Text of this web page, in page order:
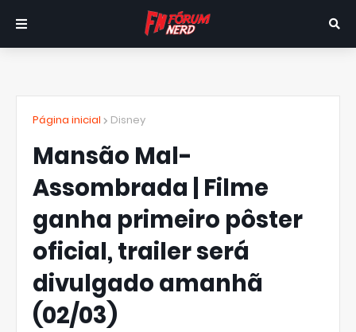
Página inicial Disney
Mansão Mal-
Assombrada | Filme
ganha primeiro pôster
oficial, trailer será
divulgado amanhã
(02/03)